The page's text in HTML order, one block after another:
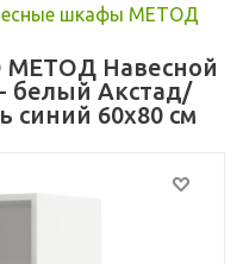
шкафы МЕТОД
МЕТОД Навесной
белый Акстад/
синий 60x80 см